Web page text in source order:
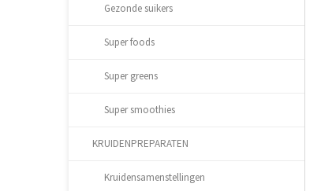
Gezonde suikers
Super foods
Super greens
Super smoothies
KRUIDENPREPARATEN
Kruidensamenstellingen